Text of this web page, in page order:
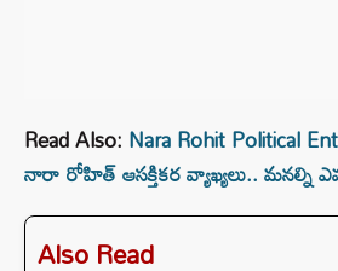
Read Also: Nara Rohit Political
నారా రోహిత్‌ ఆసక్తికర వ్యాఖ్యలు.. మనల్ని
Also Read